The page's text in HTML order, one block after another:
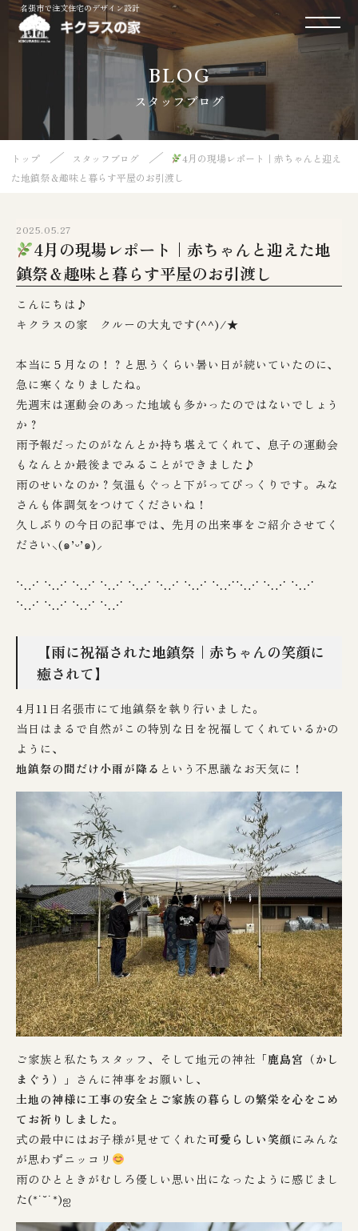
名張市で注文住宅のデザイン設計
BLOG
スタッフブログ
トップ ／ スタッフブログ ／
4月の現場レポート｜赤ちゃんと迎え
た地鎮祭＆趣味と暮らす平屋のお引渡し
2025.05.27
4月の現場レポート｜赤ちゃんと迎えた地
鎮祭＆趣味と暮らす平屋のお引渡し
こんにちは♪
キクラスの家 クルーの大丸です(^^)/★
本当に５月なの！？と思うくらい暑い日が続いていたのに、
急に寒くなりましたね。
先週末は運動会のあった地域も多かったのではないでしょう
か？
雨予報だったのがなんとか持ち堪えてくれて、息子の運動会
もなんとか最後までみることができました♪
雨のせいなのか？気温もぐっと下がってびっくりです。みな
さんも体調気をつけてくださいね！
久しぶりの今日の記事では、先月の出来事をご紹介させてく
ださい⸜(๑’ᵕ’๑)⸝
⋱⋰ ⋱⋰ ⋱⋰ ⋱⋰ ⋱⋰ ⋱⋰ ⋱⋰ ⋱⋰⋱⋰ ⋱⋰ ⋱⋰
⋱⋰ ⋱⋰ ⋱⋰ ⋱⋰
【雨に祝福された地鎮祭｜赤ちゃんの笑顔に
癒されて】
4月11日名張市にて地鎮祭を執り行いました。
当日はまるで自然がこの特別な日を祝福してくれているかの
ように、
地鎮祭の間だけ小雨が降る という不思議なお天気に！
ご家族と私たちスタッフ、そして地元の神社「鹿島宮（かし
まぐう）
」さんに神事をお願いし、
土地の神様に工事の安全とご家族の暮らしの繁栄を心をこめ
てお祈りしました。
式の最中にはお子様が見せてくれた可愛らしい笑顔にみんな
が思わずニッコリ
雨のひとときがむしろ優しい思い出になったように感じまし
た(*˙˘˙*)ஐ